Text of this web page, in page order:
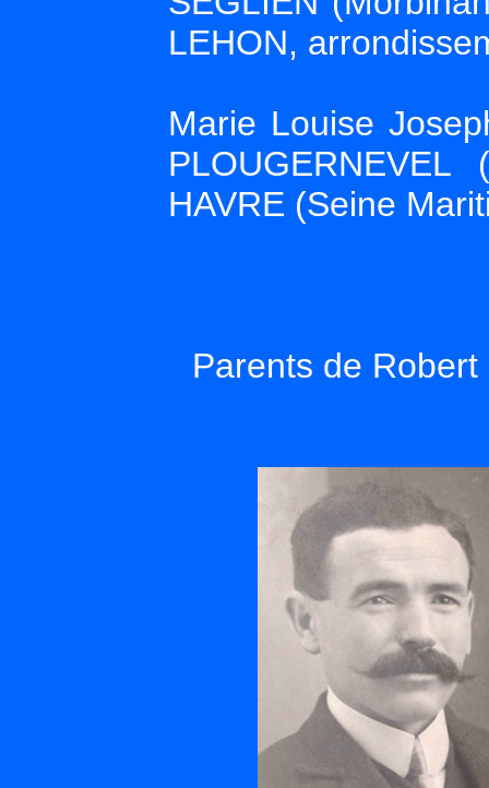
LEHON,
Marie Louise
HAVRE (Seine
Parents de